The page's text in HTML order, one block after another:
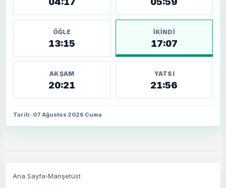
ÖĞLE
13:15
İKINDI
17:07
AKŞAM
20:21
YATSI
21:56
Tarih: 07 Ağustos 2026 Cuma
Ana Sayfa›Manşetüst